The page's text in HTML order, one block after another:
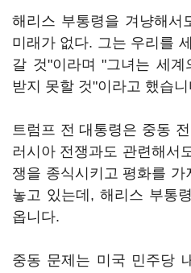
해리스 부통령을 겨냥해서
미래가 없다. 그는 우리를
갈 것"이라며 "그녀는 세
받지 못할 것"이라고 했습니
트럼프 전 대통령은 중동
러시아 전쟁과도 관련해서
쟁을 종식시키고 평화를 가
놓고 있는데, 해리스 부통
옵니다.
중동 문제는 미국 민주당